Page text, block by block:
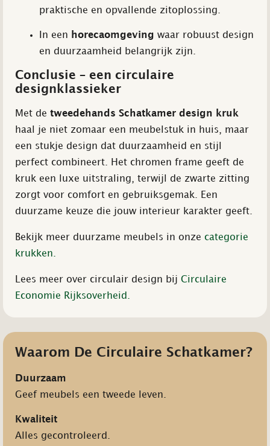
praktische en opvallende zitoplossing.
In een horecaomgeving waar robuust design
en duurzaamheid belangrijk zijn.
Conclusie – een circulaire
designklassieker
Met de tweedehands Schatkamer design kruk
haal je niet zomaar een meubelstuk in huis, maar
een stukje design dat duurzaamheid en stijl
perfect combineert. Het chromen frame geeft de
kruk een luxe uitstraling, terwijl de zwarte zitting
zorgt voor comfort en gebruiksgemak. Een
duurzame keuze die jouw interieur karakter geeft.
Bekijk meer duurzame meubels in onze categorie
krukken.
Lees meer over circulair design bij Circulaire
Economie Rijksoverheid.
Waarom De Circulaire Schatkamer?
Duurzaam
Geef meubels een tweede leven.
Kwaliteit
Alles gecontroleerd.